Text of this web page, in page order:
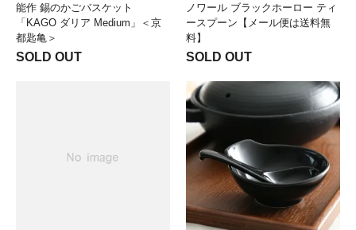
能作 錫のかごバスケット
「KAGO ダリア Medium」＜京
都匙亀＞
SOLD OUT
ノワール ブラックホーロー ティ
ースプーン【メール便は送料無
料】
SOLD OUT